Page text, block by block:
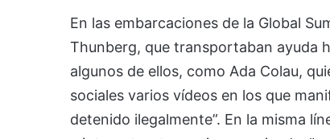
En las embarcaciones de la Global
Thunberg, que transportaban ayuda
algunos de ellos, como Ada Colau,
sociales varios vídeos en los que
detenido ilegalmente”. En la misma